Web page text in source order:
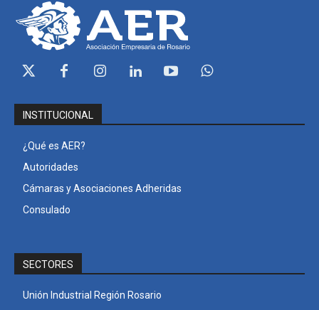
INSTITUCIONAL
¿Qué es AER?
Autoridades
Cámaras y Asociaciones Adheridas
Consulado
SECTORES
Unión Industrial Región Rosario